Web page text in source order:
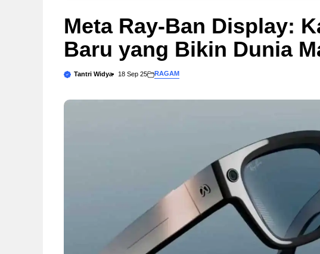
Meta Ray-Ban Display:
Baru yang Bikin Dunia
Tantri Widya 18 Sep 25 RAGAM